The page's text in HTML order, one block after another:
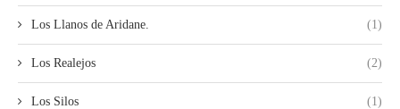
Los Llanos de Aridane. (1)
Los Realejos (2)
Los Silos (1)